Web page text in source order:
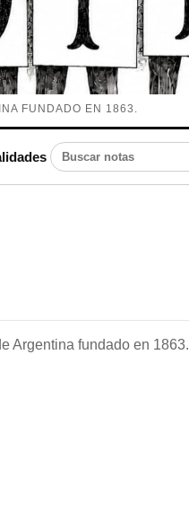
FUNDADO EN 1863.
Buscar notas
Argentina fundado en 1863.